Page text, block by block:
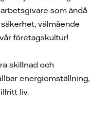
som ändå
välmående
företagskultur!
skillnad och
energiomställning,
liv.